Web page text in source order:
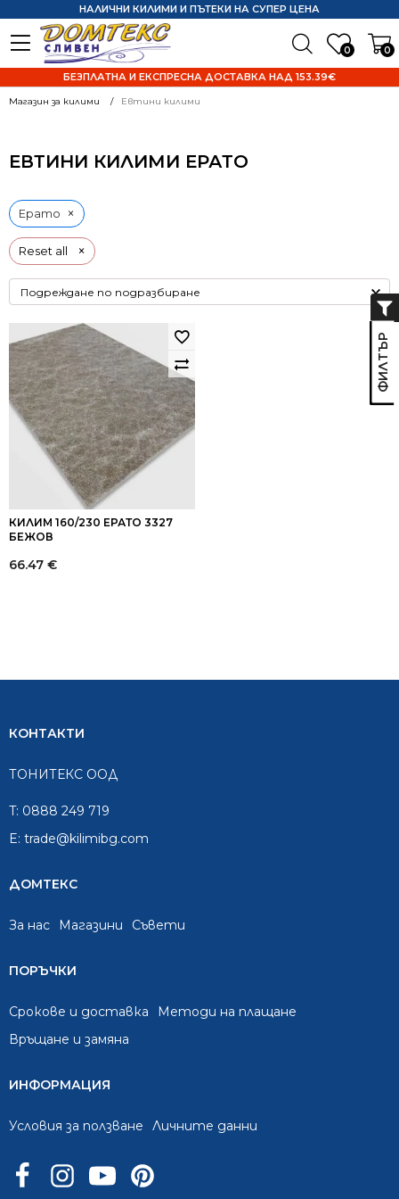
0 0
НАЛИЧНИ КИЛИМИ И ПЪТЕКИ НА СУПЕР ЦЕНА
БЕЗПЛАТНА И ЕКСПРЕСНА ДОСТАВКА НАД 153.39€
Магазин за килими Евтини килими
ЕВТИНИ КИЛИМИ ЕРАТО
Reset all ×
Ерато ×
КИЛИМ 160/230 ЕРАТО 3327
БЕЖОВ
66.47 €
КОНТАКТИ
ТОНИТЕКС ООД
T: 0888 249 719
E: trade@kilimibg.com
ДОМТЕКС
За нас Mагазини Съвети
ПОРЪЧКИ
Срокове и доставка
Методи на плащане
Връщане и замяна
ИНФОРМАЦИЯ
Условия за ползване Личните данни